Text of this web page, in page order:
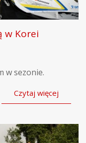
w Korei
w sezonie.
Czytaj więcej